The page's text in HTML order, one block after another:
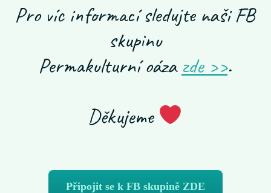
Pro víc informací sledujte naši FB
skupinu
Permakulturní oáza zde >>.
Děkujeme
Připojit se k FB skupině ZDE